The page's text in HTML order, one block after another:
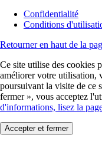
Confidentialité
Conditions
Retourner en haut de la
Ce site utilise des cookies
améliorer votre utilisation,
poursuivant la visite de ce
fermer », vous acceptez
d'informations, lisez la
Accepter et fermer